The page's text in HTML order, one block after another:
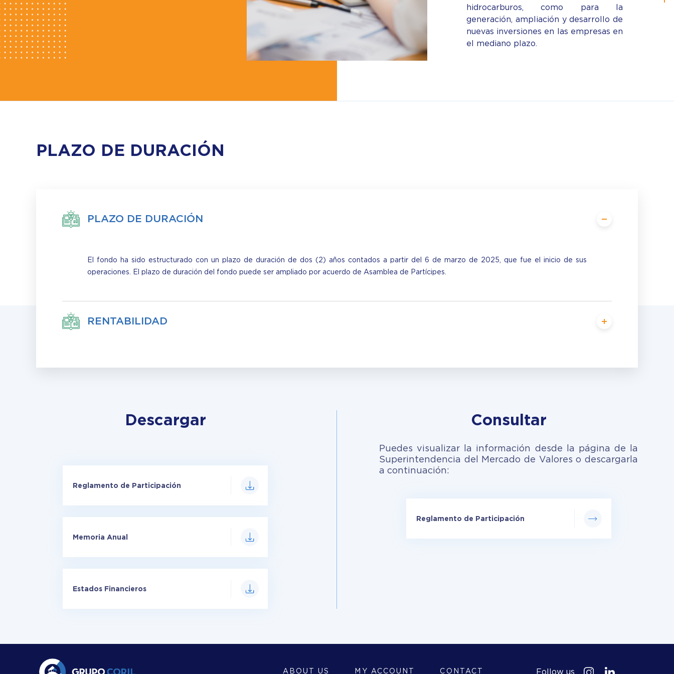
hidrocarburos, como para la
generación, ampliación y desarrollo de
nuevas inversiones en las empresas en
el mediano plazo.
PLAZO DE DURACIÓN
PLAZO DE DURACIÓN
El fondo ha sido estructurado con un plazo de duración de dos (2) años contados a partir del 6 de marzo de 2025, que fue el inicio de sus
operaciones. El plazo de duración del fondo puede ser ampliado por acuerdo de Asamblea de Partícipes.
RENTABILIDAD
Descargar
Reglamento de Participación
Memoria Anual
Estados Financieros
Consultar
Puedes visualizar la información desde la página de la
Superintendencia del Mercado de Valores o descargarla
a continuación:
Reglamento de Participación
ABOUT US MY ACCOUNT CONTACT Follow us